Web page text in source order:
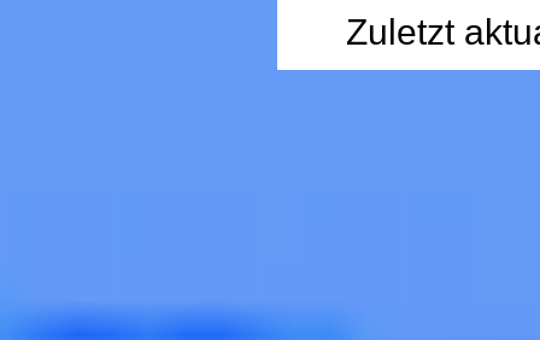
Zuletzt